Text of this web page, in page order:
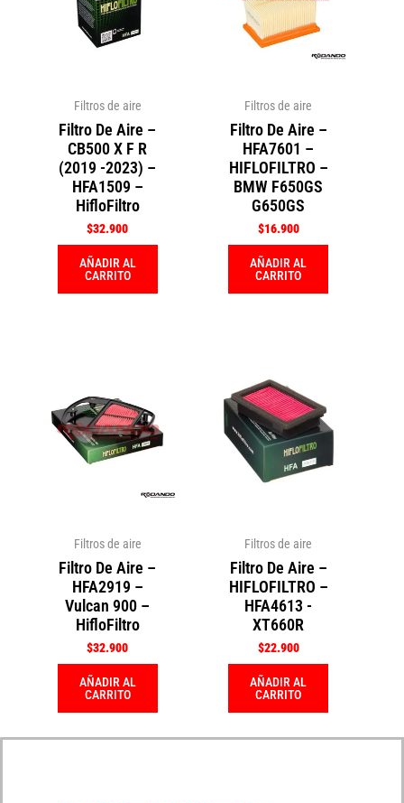
Filtros de aire
Filtro De Aire –
CB500 X F R
(2019 -2023) –
HFA1509 –
HifloFiltro
$32.900
AÑADIR AL
CARRITO
Filtros de aire
Filtro De Aire –
HFA7601 –
HIFLOFILTRO –
BMW F650GS
G650GS
$16.900
AÑADIR AL
CARRITO
Filtros de aire
Filtro De Aire –
HFA2919 –
Vulcan 900 –
HifloFiltro
$32.900
AÑADIR AL
CARRITO
Filtros de aire
Filtro De Aire –
HIFLOFILTRO –
HFA4613 -
XT660R
$22.900
AÑADIR AL
CARRITO